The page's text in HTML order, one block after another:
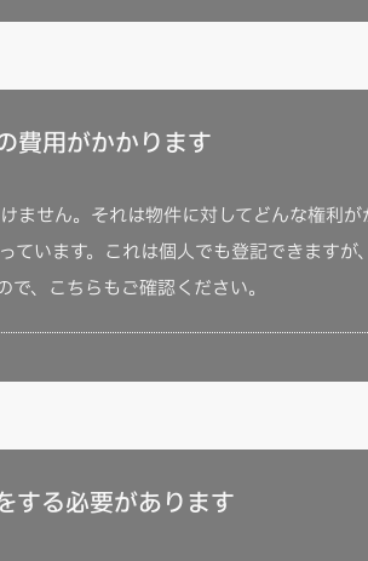
費用がかかります
せん。それは物件に対してどんな権利
います。これは個人でも登記できます
、こちらもご確認ください。
する必要があります